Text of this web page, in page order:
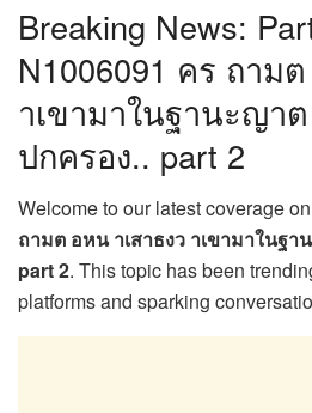
Breaking News:
N1006091 คร ถาม
าเขามาในฐานะญา
ปกครอง.. part 2
Welcome to our latest coverage on
ถามต อหน าเสาธงว าเขามาในฐ
part 2. This topic has been
platforms and sparking